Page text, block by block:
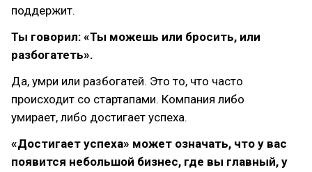
поддержит.
Ты говорил: «Ты можешь или бросить, или
разбогатеть».
Да, умри или разбогатей. Это то, что часто
происходит со стартапами. Компания либо
умирает, либо достигает успеха.
«Достигает успеха» может означать, что у вас
появится небольшой бизнес, где вы главный, у